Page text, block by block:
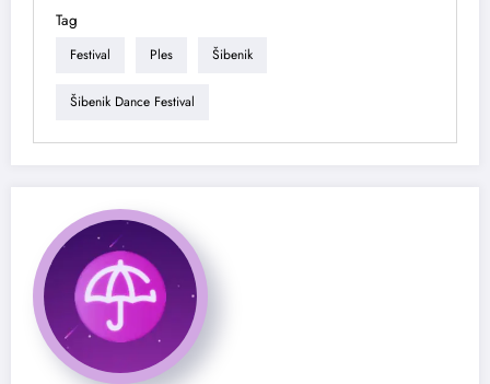
Tag
Festival Ples Šibenik
Šibenik Dance Festival